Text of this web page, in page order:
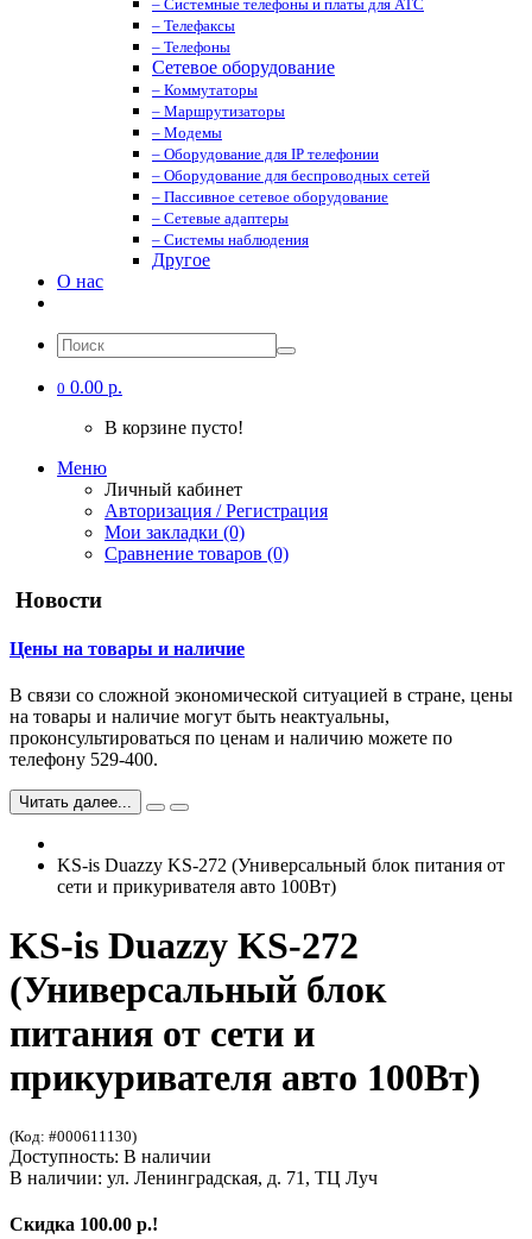
– Системные телефоны и платы для АТС
– Телефаксы
– Телефоны
Сетевое оборудование
– Коммутаторы
– Маршрутизаторы
– Модемы
– Оборудование для IP телефонии
– Оборудование для беспроводных сетей
– Пассивное сетевое оборудование
– Сетевые адаптеры
– Системы наблюдения
Другое
О нас
0 0.00 р.
В корзине пусто!
Меню
Личный кабинет
Авторизация / Регистрация
Мои закладки (0)
Сравнение товаров (0)
Новости
Цены на товары и наличие
В связи со сложной экономической ситуацией в стране, цены
на товары и наличие могут быть неактуальны,
проконсультироваться по ценам и наличию можете по
телефону 529-400.
Читать далее...
KS-is Duazzy KS-272 (Универсальный блок питания от
сети и прикуривателя авто 100Вт)
KS-is Duazzy KS-272
(Универсальный блок
питания от сети и
прикуривателя авто 100Вт)
(Код: #000611130)
Доступность: В наличии
В наличии: ул. Ленинградская, д. 71, ТЦ Луч
Скидка 100.00 р.!